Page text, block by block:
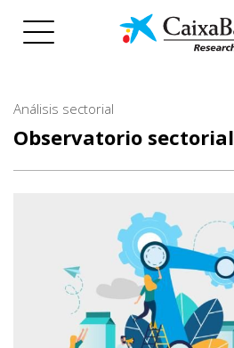
Análisis sectorial
Observatorio sectorial